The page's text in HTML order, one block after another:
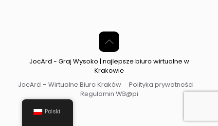
JocArd - Graj Wysoko | najlepsze biuro wirtualne w
Krakowie
JocArd – Wirtualne Biuro Kraków
Polityka prywatności
Regulamin WB@pi
Polski